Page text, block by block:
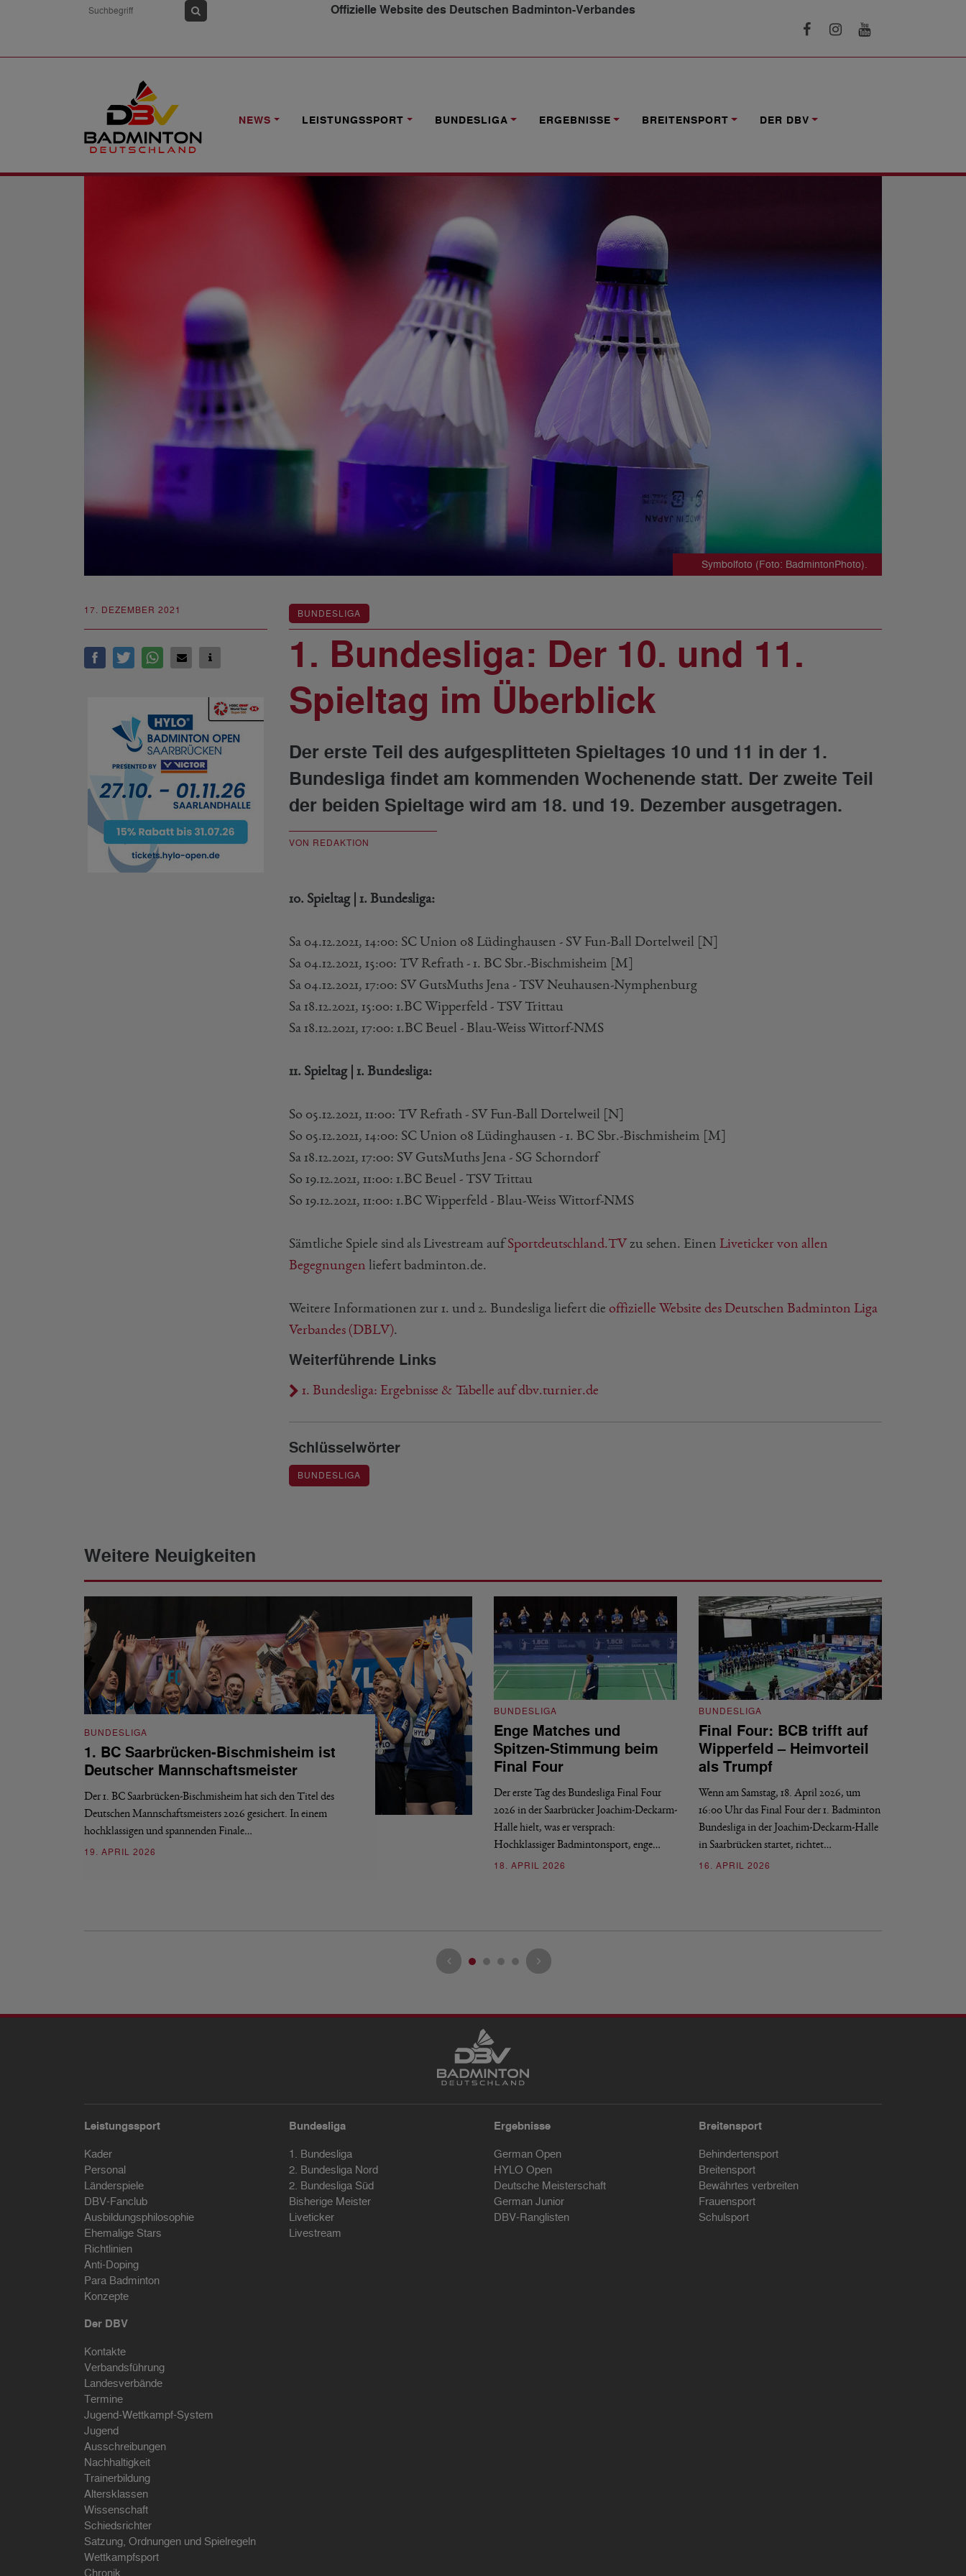
Offizielle Website des Deutschen Badminton-Verbandes
NEWS LEISTUNGSSPORT BUNDESLIGA ERGEBNISSE BREITENSPORT DER DBV
NEWS
Symbolfoto (Foto: BadmintonPhoto).
17. DEZEMBER 2021 BUNDESLIGA
1. Bundesliga: Der 10. und 11.
Spieltag im Überblick
Der erste Teil des aufgesplitteten Spieltages 10 und 11 in der 1.
Bundesliga findet am kommenden Wochenende statt. Der zweite Teil
der beiden Spieltage wird am 18. und 19. Dezember ausgetragen.
VON REDAKTION
10. Spieltag | 1. Bundesliga:
Sa 04.12.2021, 14:00: SC Union 08 Lüdinghausen - SV Fun-Ball Dortelweil [N]
Sa 04.12.2021, 15:00: TV Refrath - 1. BC Sbr.-Bischmisheim [M]
Sa 04.12.2021, 17:00: SV GutsMuths Jena - TSV Neuhausen-Nymphenburg
Sa 18.12.2021, 15:00: 1.BC Wipperfeld - TSV Trittau
Sa 18.12.2021, 17:00: 1.BC Beuel - Blau-Weiss Wittorf-NMS
11. Spieltag | 1. Bundesliga:
So 05.12.2021, 11:00: TV Refrath - SV Fun-Ball Dortelweil [N]
So 05.12.2021, 14:00: SC Union 08 Lüdinghausen - 1. BC Sbr.-Bischmisheim [M]
Sa 18.12.2021, 17:00: SV GutsMuths Jena - SG Schorndorf
So 19.12.2021, 11:00: 1.BC Beuel - TSV Trittau
So 19.12.2021, 11:00: 1.BC Wipperfeld - Blau-Weiss Wittorf-NMS
Sämtliche Spiele sind als Livestream aufSportdeutschland.TVzu sehen. Einen Liveticker von allen
Begegnungen liefert badminton.de.
Weitere Informationen zur 1. und 2. Bundesliga liefert die offizielle Website des Deutschen Badminton Liga
Verbandes (DBLV).
Weiterführende Links
1. Bundesliga: Ergebnisse & Tabelle auf dbv.turnier.de
Schlüsselwörter
BUNDESLIGA
Weitere Neuigkeiten
BUNDESLIGA
1. BC Saarbrücken-Bischmisheim ist
Deutscher Mannschaftsmeister
Der 1. BC Saarbrücken-Bischmisheim hat sich den Titel des
Deutschen Mannschaftsmeisters 2026 gesichert. In einem
hochklassigen und spannenden Finale…
19. APRIL 2026
BUNDESLIGA
Enge Matches und
Spitzen-Stimmung beim
Final Four
Der erste Tag des Bundesliga Final Four
2026 in der Saarbrücker Joachim-Deckarm-
Halle hielt, was er versprach:
Hochklassiger Badmintonsport, enge…
18. APRIL 2026
BUNDESLIGA
Final Four: BCB trifft auf
Wipperfeld – Heimvorteil
als Trumpf
Wenn am Samstag, 18. April 2026, um
16:00 Uhr das Final Four der 1. Badminton
Bundesliga in der Joachim-Deckarm-Halle
in Saarbrücken startet, richtet…
16. APRIL 2026
Leistungssport
Kader
Personal
Länderspiele
DBV-Fanclub
Ausbildungsphilosophie
Ehemalige Stars
Richtlinien
Anti-Doping
Para Badminton
Konzepte
Bundesliga
1. Bundesliga
2. Bundesliga Nord
2. Bundesliga Süd
Bisherige Meister
Liveticker
Livestream
Ergebnisse
German Open
HYLO Open
Deutsche Meisterschaft
German Junior
DBV-Ranglisten
Breitensport
Behindertensport
Breitensport
Bewährtes verbreiten
Frauensport
Schulsport
Der DBV
Kontakte
Verbandsführung
Landesverbände
Termine
Jugend-Wettkampf-System
Jugend
Ausschreibungen
Nachhaltigkeit
Trainerbildung
Altersklassen
Wissenschaft
Schiedsrichter
Satzung, Ordnungen und Spielregeln
Wettkampfsport